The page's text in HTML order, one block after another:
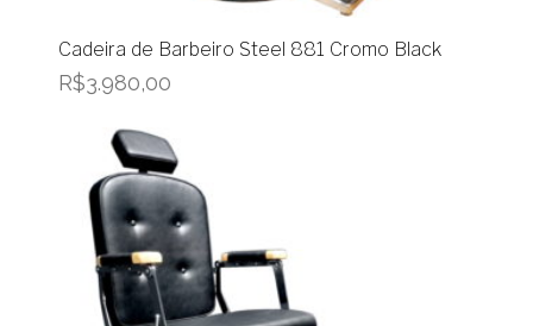
Cadeira de Barbeiro Steel 881 Cromo Black
R$3.980,00